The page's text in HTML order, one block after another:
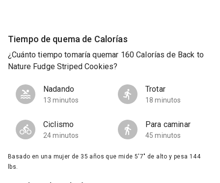
Tiempo de quema de Calorías
¿Cuánto tiempo tomaría quemar 160 Calorías de Back to
Nature Fudge Striped Cookies?
Nadando
13 minutos
Trotar
18 minutos
Ciclismo
24 minutos
Para caminar
45 minutos
Basado en una mujer de 35 años que mide 5'7" de alto y pesa 144
lbs.